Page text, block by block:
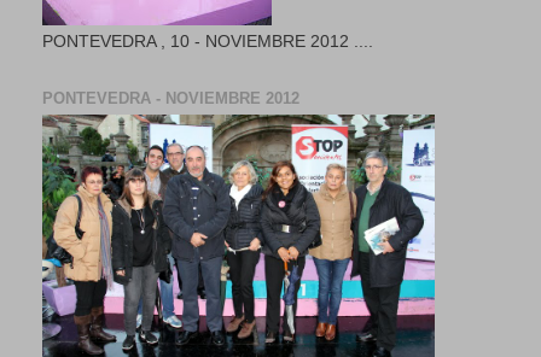
PONTEVEDRA , 10 - NOVIEMBRE 2012 ....
PONTEVEDRA - NOVIEMBRE 2012